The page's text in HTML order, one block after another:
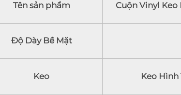
Tên sản phẩm Cuộn Vinyl Keo
Độ Dày Bề Mặt
Keo Keo Hình